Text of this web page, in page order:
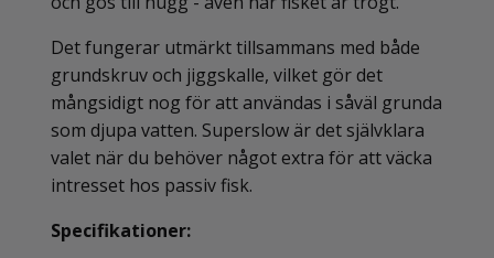
Det fungerar utmärkt tillsammans med både
grundskruv och jiggskalle, vilket gör det
mångsidigt nog för att användas i såväl grunda
som djupa vatten. Superslow är det självklara
valet när du behöver något extra för att väcka
intresset hos passiv fisk.
Specifikationer: